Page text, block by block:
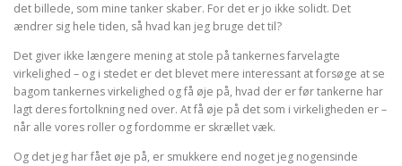
det billede, som mine tanker skaber. For det er jo ikke solidt. Det
ændrer sig hele tiden, så hvad kan jeg bruge det til?
Det giver ikke længere mening at stole på tankernes farvelagte
virkelighed – og i stedet er det blevet mere interessant at forsøge at se
bagom tankernes virkelighed og få øje på, hvad der er før tankerne har
lagt deres fortolkning ned over. At få øje på det som i virkeligheden er –
når alle vores roller og fordomme er skrællet væk.
Og det jeg har fået øje på, er smukkere end noget jeg nogensinde